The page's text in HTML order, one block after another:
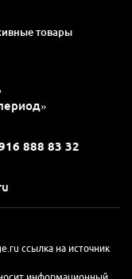
товары
888 83 32
ссылка на источник
информационный